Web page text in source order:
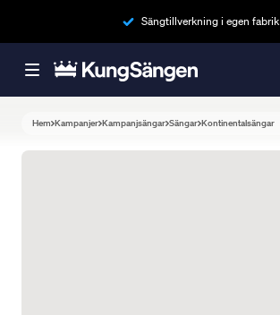
Sängtillverkning i egen fabrik
Hem Kampanjer Kampanjsängar Sängar Kontinentalsängar